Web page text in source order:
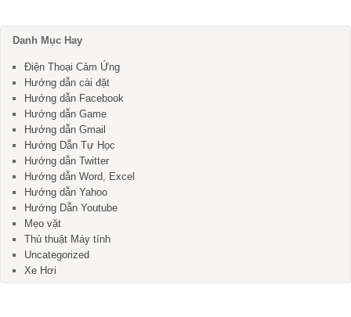
Danh Mục Hay
Điện Thoại Cảm Ứng
Hướng dẫn cài đặt
Hướng dẫn Facebook
Hướng dẫn Game
Hướng dẫn Gmail
Hướng Dẫn Tự Học
Hướng dẫn Twitter
Hướng dẫn Word, Excel
Hướng dẫn Yahoo
Hướng Dẫn Youtube
Mẹo vặt
Thủ thuật Máy tính
Uncategorized
Xe Hơi